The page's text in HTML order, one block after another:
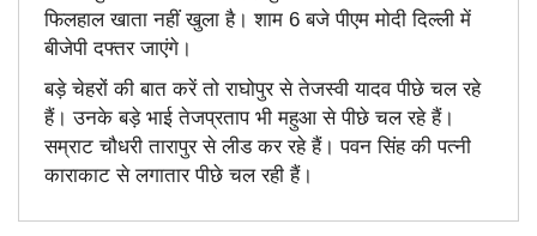
फिलहाल खाता नहीं खुला है। शाम 6 बजे पीएम मोदी दिल्ली में
बीजेपी दफ्तर जाएंगे।
बड़े चेहरों की बात करें तो राघोपुर से तेजस्वी यादव पीछे चल रहे
हैं। उनके बड़े भाई तेजप्रताप भी महुआ से पीछे चल रहे हैं।
सम्राट चौधरी तारापुर से लीड कर रहे हैं। पवन सिंह की पत्नी
काराकाट से लगातार पीछे चल रही हैं।